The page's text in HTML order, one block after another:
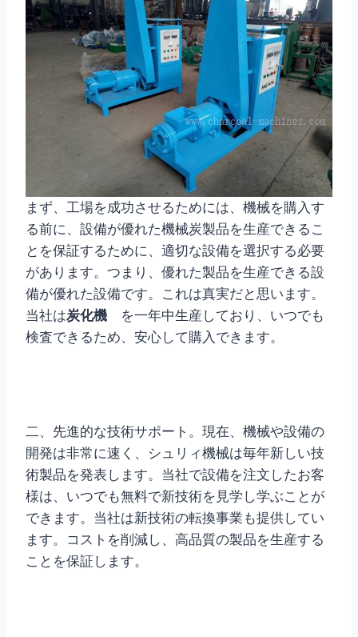
まず、工場を成功させるためには、機械を購入す
る前に、設備が優れた機械炭製品を生産できるこ
とを保証するために、適切な設備を選択する必要
があります。つまり、優れた製品を生産できる設
備が優れた設備です。これは真実だと思います。
当社は炭化機 を一年中生産しており、いつでも
検査できるため、安心して購入できます。
二、先進的な技術サポート。現在、機械や設備の
開発は非常に速く、シュリィ機械は毎年新しい技
術製品を発表します。当社で設備を注文したお客
様は、いつでも無料で新技術を見学し学ぶことが
できます。当社は新技術の転換事業も提供してい
ます。コストを削減し、高品質の製品を生産する
ことを保証します。